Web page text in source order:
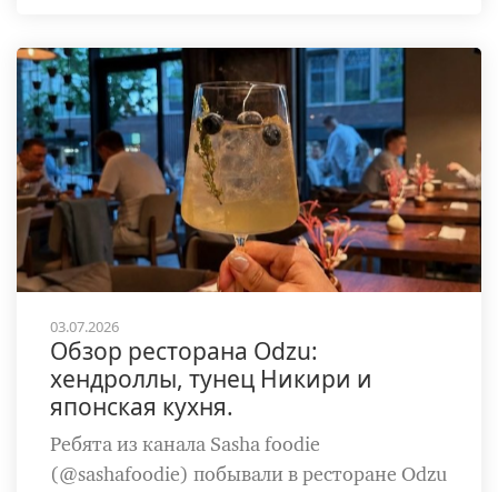
03.07.2026
Обзор ресторана Odzu:
хендроллы, тунец Никири и
японская кухня.
Ребята из канала Sasha foodie
(@sashafoodie) побывали в ресторане Odzu